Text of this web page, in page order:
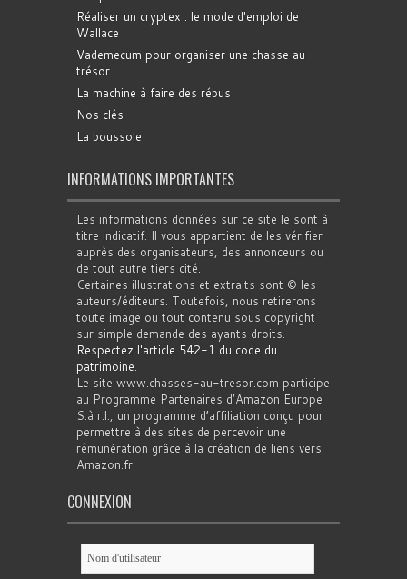
Réaliser un cryptex : le mode d'emploi de
Wallace
Vademecum pour organiser une chasse au
trésor
La machine à faire des rébus
Nos clés
La boussole
INFORMATIONS IMPORTANTES
Les informations données sur ce site le sont à
titre indicatif. Il vous appartient de les vérifier
auprès des organisateurs, des annonceurs ou
de tout autre tiers cité.
Certaines illustrations et extraits sont © les
auteurs/éditeurs. Toutefois, nous retirerons
toute image ou tout contenu sous copyright
sur simple demande des ayants droits.
Respectez l'article 542-1 du code du
patrimoine.
Le site www.chasses-au-tresor.com participe
au Programme Partenaires d’Amazon Europe
S.à r.l., un programme d’affiliation conçu pour
permettre à des sites de percevoir une
rémunération grâce à la création de liens vers
Amazon.fr
CONNEXION